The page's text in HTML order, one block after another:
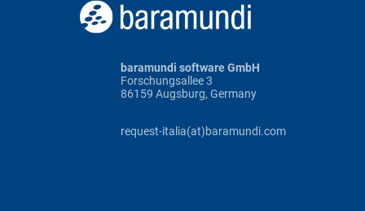
baramundi software GmbH
Forschungsallee 3
86159 Augsburg, Germany
request-italia(at)baramundi.com